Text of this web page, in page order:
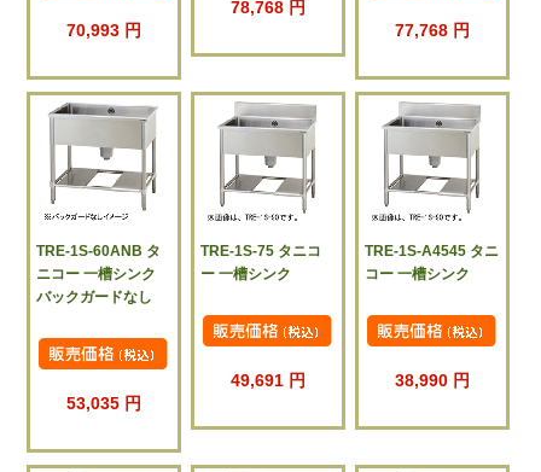
70,993 円
78,768 円
77,768 円
TRE-1S-60ANB タ
ニコー 一槽シンク
バックガードなし
53,035 円
TRE-1S-75 タニコ
ー 一槽シンク
49,691 円
TRE-1S-A4545 タニ
コー 一槽シンク
38,990 円